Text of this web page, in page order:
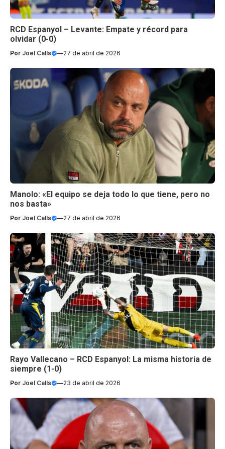
RCD Espanyol – Levante: Empate y récord para
olvidar (0-0)
Por Joel Calls —27 de abril de 2026
Manolo: «El equipo se deja todo lo que tiene, pero no
nos basta»
Por Joel Calls —27 de abril de 2026
Rayo Vallecano – RCD Espanyol: La misma historia de
siempre (1-0)
Por Joel Calls —23 de abril de 2026